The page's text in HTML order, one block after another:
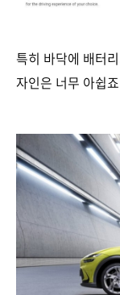
특히 바닥에 배터
자인은 너무 아쉽